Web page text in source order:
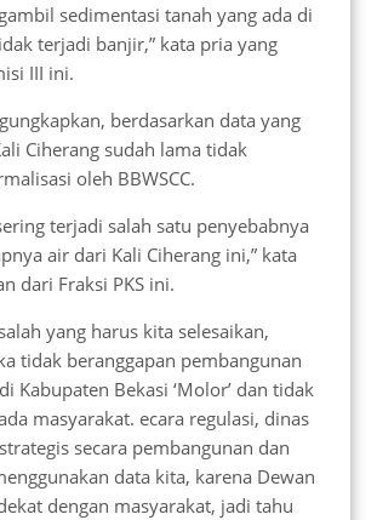
sedimentasi tanah yang ada di
terjadi banjir,” kata pria yang
III ini.
berdasarkan data yang
Ciherang sudah lama tidak
oleh BBWSCC.
terjadi salah satu penyebabnya
air dari Kali Ciherang ini,” kata
dari Fraksi PKS ini.
yang harus kita selesaikan,
tidak beranggapan pembangunan
Kabupaten Bekasi ‘Molor’ dan tidak
masyarakat. ecara regulasi, dinas
secara pembangunan dan
data kita, karena Dewan
dengan masyarakat, jadi tahu